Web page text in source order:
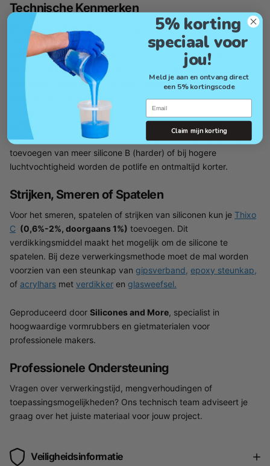
Technische Kenmerken
Dit condensatie siliconen wordt geleverd als twee-
componenten systeem met eenvoudige verwerking bij
kamertemperatuur. De gemiddelde hardheid (Shore A 20) biedt
de ideale balans tussen flexibiliteit en vormstabiliteit. Geschikt
voor zowel penseel- als gietapplicaties, afhankelijk van de
complexiteit van het model.
Let op:
Potlife (verwerkingstijd) en ontmaltijd zijn sterk
afhankelijk van de mengverhouding en luchtvochtigheid. Bij
toevoegen van meer silicone B (harder) of bij hogere
luchtvochtigheid worden de potlife en ontmaltijd korter.
Strijken, Smeren of Spatelen
Voor het smeren, spatelen of strijken van siliconen kun je Thixo
C (0,6%-2%, doorgaans 1%) toevoegen. Dit
verdikkingsmiddel maakt het mogelijk om de silicone te
spatelen. Bij deze verwerkingsmethode moet de mal worden
voorzien van een steunkap van gipsverband, epoxy steunkap,
of acrylhars met verdikker en glasweefsel.
Geproduceerd door Silicones and More, specialist in
hoogwaardige vormrubbers en gietmaterialen voor
professionele makers.
Professionele Ondersteuning
Vragen over verwerkingstijd, mengverhoudingen of
toepassingsmogelijkheden? Ons technisch team adviseert je
graag over het juiste materiaal voor jouw project.
Veiligheidsinformatie
5% korting
speciaal voor
jou!
Meld je aan en ontvang direct
een 5% kortingscode
Email
Claim mijn korting